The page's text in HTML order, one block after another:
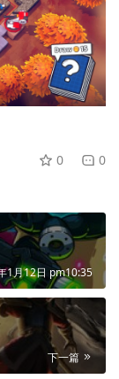
0 0
1月12日 pm10:35
下一篇